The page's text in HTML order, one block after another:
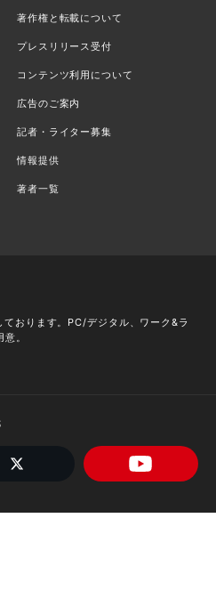
著作権と転載について
プレスリリース受付
コンテンツ利用について
広告のご案内
記者・ライター募集
情報提供
著者一覧
おります。PC/デジタル、ワーク&ラ
。